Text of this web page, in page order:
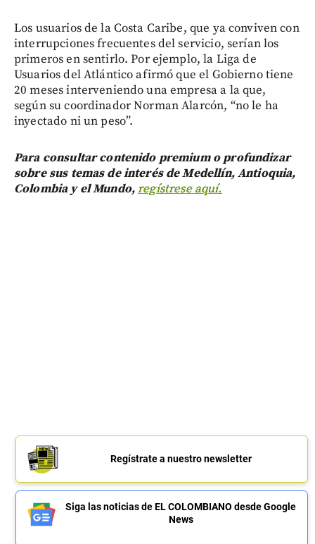
Los usuarios de la Costa Caribe, que ya conviven con
interrupciones frecuentes del servicio, serían los
primeros en sentirlo. Por ejemplo, la Liga de
Usuarios del Atlántico afirmó que el Gobierno tiene
20 meses interveniendo una empresa a la que,
según su coordinador Norman Alarcón, “no le ha
inyectado ni un peso”.
Para consultar contenido premium o profundizar
sobre sus temas de interés de Medellín, Antioquia,
Colombia y el Mundo,regístrese aquí.
Regístrate a nuestro newsletter
Siga las noticias de EL COLOMBIANO desde Google
News